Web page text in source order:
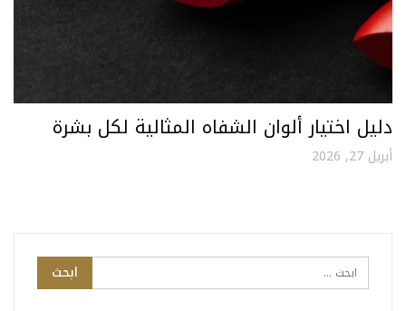
دليل اختيار ألوان الشفاه المثالية لكل بشرة
أبريل 27, 2026